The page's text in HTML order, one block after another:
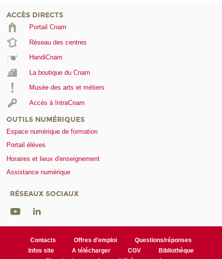
ACCÈS DIRECTS
Portail Cnam
Réseau des centres
HandiCnam
La boutique du Cnam
Musée des arts et métiers
Accès à IntraCnam
OUTILS NUMÉRIQUES
Espace numérique de formation
Portail élèves
Horaires et lieux d'enseignement
Assistance numérique
RÉSEAUX SOCIAUX
Contacts Offres d'emploi
Questions/réponses
Infos site
A télécharger CGV
Bibliothèque